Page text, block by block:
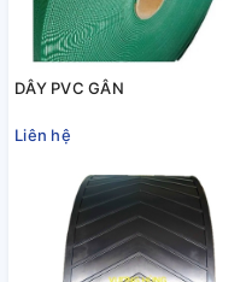
DÂY PVC GÂN
Liên hệ